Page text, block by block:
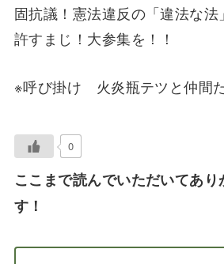
固抗議！憲法違反の「違法な法
許すまじ！大参集を！！
※呼び掛け 火炎瓶テツと仲間
0
ここまで読んでいただいてあり
す！